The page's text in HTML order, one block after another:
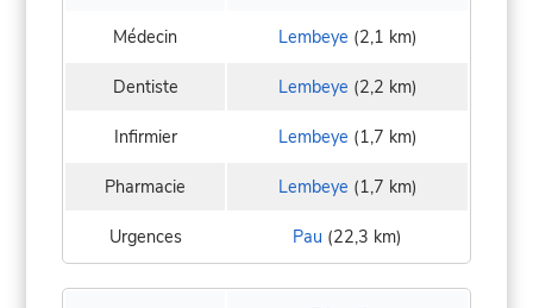
Médecin Lembeye (2,1 km)
Dentiste Lembeye (2,2 km)
Infirmier Lembeye (1,7 km)
Pharmacie Lembeye (1,7 km)
Urgences Pau (22,3 km)